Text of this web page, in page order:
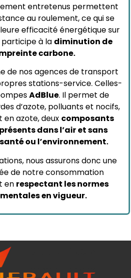
entretenus permettent
au roulement, ce qui se
efficacité énergétique sur
participe à la diminution de
carbone.
de nos agences de transport
stations-service. Celles-
AdBlue. Il permet de
d’azote, polluants et nocifs,
en azote, deux composants
dans l’air et sans
ou l’environnement.
nous assurons donc une
de notre consommation
en respectant les normes
en vigueur.